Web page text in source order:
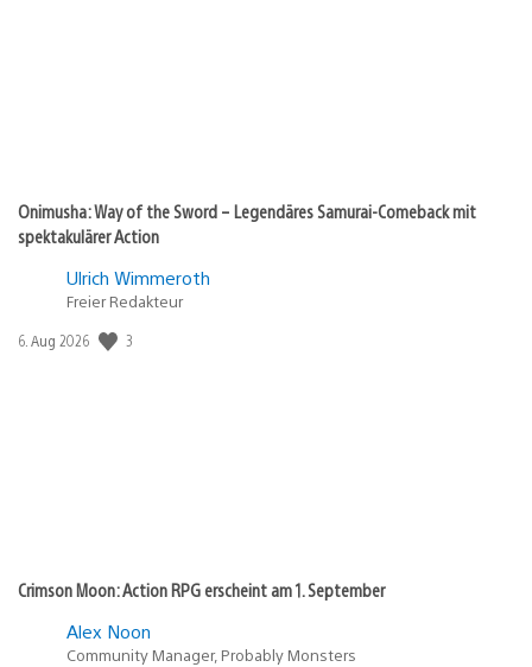
Onimusha: Way of the Sword – Legendäres Samurai-Comeback mit
spektakulärer Action
Ulrich Wimmeroth
Freier Redakteur
Veröffentlichungsdatum:
6. Aug 2026 3
Crimson Moon: Action RPG erscheint am 1. September
Alex Noon
Community Manager, Probably Monsters